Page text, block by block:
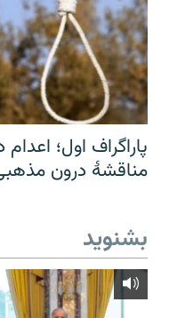
پاراگراف اول؛
مناقشهٔ درون
بشنوید